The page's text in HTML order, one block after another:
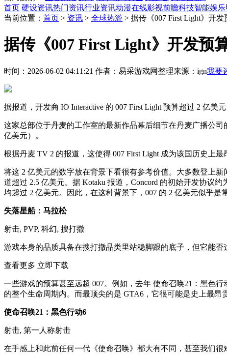
首页 硬设资讯热门资讯行业资讯动漫在线影视前瞻科技智能娱乐
当前位置： 首页 > 资讯 > 全球热游 > 据传《007 First Light》开
据传《007 First Light》开发预
时间：2026-06-02 04:11:21 作者：易采游戏网整理来源：ign我要
据报道，开发商 IO Interactive 的 007 First Light 预算超过 2 亿美
这家总部位于丹麦的工作室的最新作品幕后细节在丹麦广播公
亿美元）。
根据丹麦 TV 2 的报道，这使得 007 First Light 成为该国历史上
将这 2 亿美元的数字放在背景下看很有参考价值。大多数登上
道超过 2.5 亿美元。据 Kotaku 报道，Concord 的初始开发协议
均超过 2 亿美元。因此，在这种背景下，007 的 2 亿美元似乎是
失落星船：马拉松
射击, PVP, 科幻, 搜打撤
游戏本身的品质具备在搜打撤品类里站稳脚跟的底子，但它能
查看更多 立即下载
一些游戏的预算甚至远超 007。例如，去年 使命召唤21：黑色
的整个生命周期内。而最顶尖的是 GTA6，它很可能是史上最昂
使命召唤21：黑色行动6
射击, 第一人称射击
在手感上和此前任何一代《使命召唤》都大有不同，甚至我们很